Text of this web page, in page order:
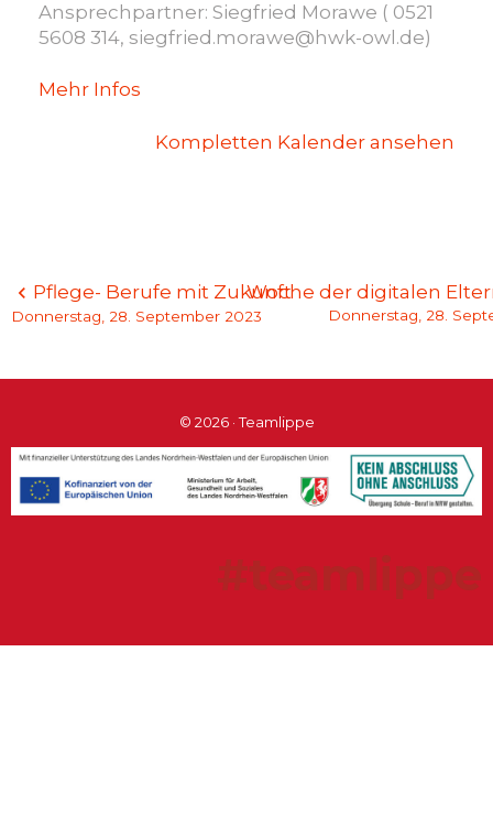
Ansprechpartner: Siegfried Morawe ( 0521
5608 314, siegfried.morawe@hwk-owl.de)
Mehr Infos
Kompletten Kalender ansehen
Beitragsnavigation
Pflege- Berufe mit Zukunft
Donnerstag, 28. September 2023
Woche der digitalen
Donnerstag, 28.
© 2026 · Teamlippe
#teamlippe